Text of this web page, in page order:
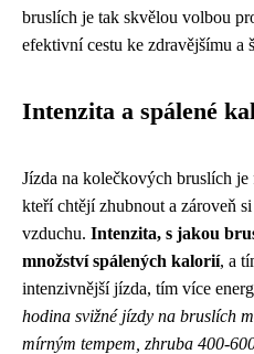
bruslích je tak skvělou volbou
efektivní cestu ke zdravějšímu a
Intenzita a spálené
Jízda na kolečkových bruslích
kteří chtějí zhubnout a zároveň
vzduchu. Intenzita, s jakou
množství spálených kalorií, a
intenzivnější jízda, tím více
hodina svižné jízdy na bruslích
mírným tempem, zhruba 400-